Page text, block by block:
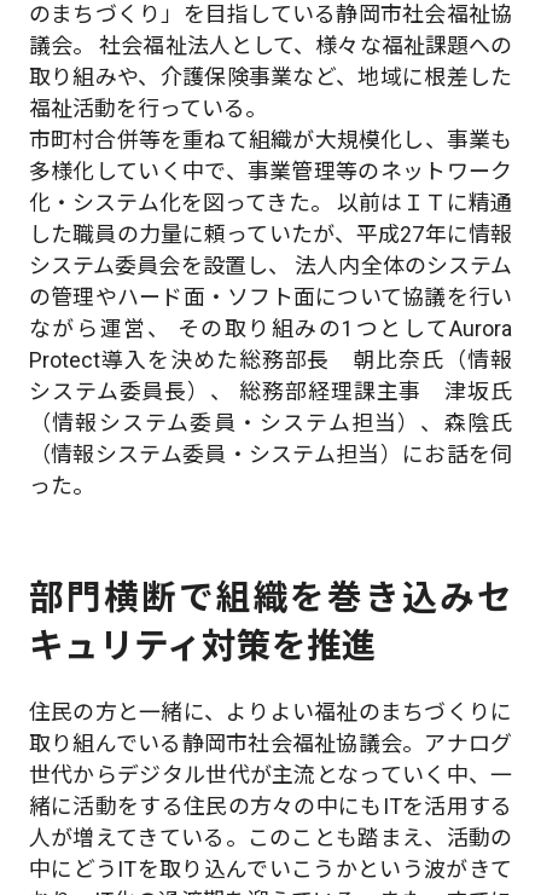
のまちづくり」を目指している静岡市社会福祉協
議会。 社会福祉法人として、様々な福祉課題への
取り組みや、介護保険事業など、地域に根差した
福祉活動を行っている。
市町村合併等を重ねて組織が大規模化し、事業も
多様化していく中で、事業管理等のネットワーク
化・システム化を図ってきた。 以前はＩＴに精通
した職員の力量に頼っていたが、平成27年に情報
システム委員会を設置し、 法人内全体のシステム
の管理やハード面・ソフト面について協議を行い
ながら運営、 その取り組みの1つとしてAurora
Protect導入を決めた総務部長 朝比奈氏（情報
システム委員長）、 総務部経理課主事 津坂氏
（情報システム委員・システム担当）、森陰氏
（情報システム委員・システム担当）にお話を伺
った。
部門横断で組織を巻き込みセ
キュリティ対策を推進
住民の方と一緒に、よりよい福祉のまちづくりに
取り組んでいる静岡市社会福祉協議会。アナログ
世代からデジタル世代が主流となっていく中、一
緒に活動をする住民の方々の中にもITを活用する
人が増えてきている。このことも踏まえ、活動の
中にどうITを取り込んでいこうかという波がきて